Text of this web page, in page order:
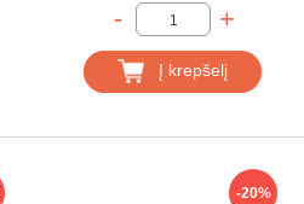
- +
Į krepšelį
-20%